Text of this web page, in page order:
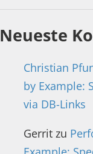
Neueste
Christian
by Example:
via DB-Links
Gerrit zu